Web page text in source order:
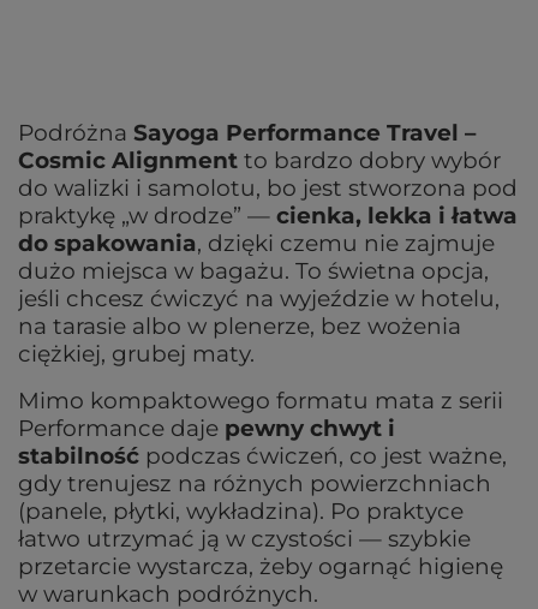
Podróżna Sayoga Performance Travel –
Cosmic Alignment to bardzo dobry wybór
do walizki i samolotu, bo jest stworzona pod
praktykę „w drodze” — cienka, lekka i łatwa
do spakowania, dzięki czemu nie zajmuje
dużo miejsca w bagażu. To świetna opcja,
jeśli chcesz ćwiczyć na wyjeździe w hotelu,
na tarasie albo w plenerze, bez wożenia
ciężkiej, grubej maty.
Mimo kompaktowego formatu mata z serii
Performance daje pewny chwyt i
stabilność podczas ćwiczeń, co jest ważne,
gdy trenujesz na różnych powierzchniach
(panele, płytki, wykładzina). Po praktyce
łatwo utrzymać ją w czystości — szybkie
przetarcie wystarcza, żeby ogarnąć higienę
w warunkach podróżnych.